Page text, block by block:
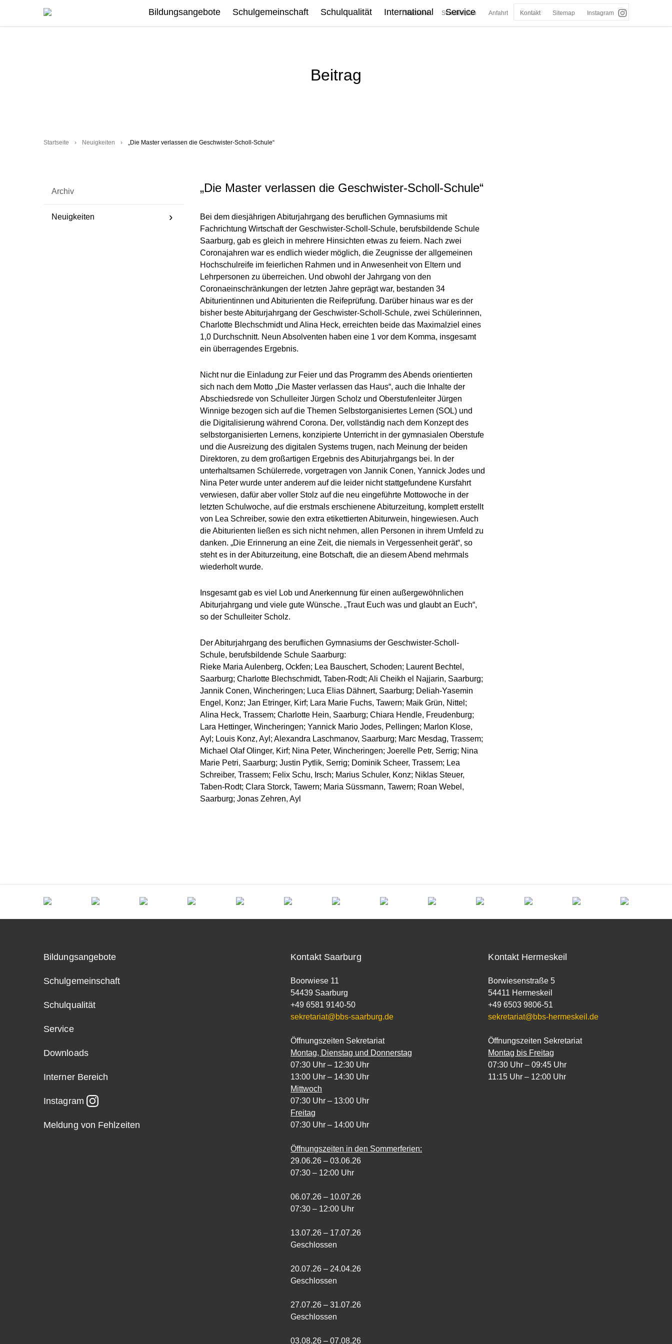
Startseite Stundenplan Anfahrt Kontakt Sitemap Instagram
Bildungsangebote Schulgemeinschaft Schulqualität International Service
Beitrag
Startseite › Neuigkeiten › „Die Master verlassen die Geschwister-Scholl-Schule“
Archiv
Neuigkeiten
„Die Master verlassen die Geschwister-Scholl-Schule“
Bei dem diesjährigen Abiturjahrgang des beruflichen Gymnasiums mit
Fachrichtung Wirtschaft der Geschwister-Scholl-Schule, berufsbildende Schule
Saarburg, gab es gleich in mehrere Hinsichten etwas zu feiern. Nach zwei
Coronajahren war es endlich wieder möglich, die Zeugnisse der allgemeinen
Hochschulreife im feierlichen Rahmen und in Anwesenheit von Eltern und
Lehrpersonen zu überreichen. Und obwohl der Jahrgang von den
Coronaeinschränkungen der letzten Jahre geprägt war, bestanden 34
Abiturientinnen und Abiturienten die Reifeprüfung. Darüber hinaus war es der
bisher beste Abiturjahrgang der Geschwister-Scholl-Schule, zwei Schülerinnen,
Charlotte Blechschmidt und Alina Heck, erreichten beide das Maximalziel eines
1,0 Durchschnitt. Neun Absolventen haben eine 1 vor dem Komma, insgesamt
ein überragendes Ergebnis.
Nicht nur die Einladung zur Feier und das Programm des Abends orientierten
sich nach dem Motto „Die Master verlassen das Haus“, auch die Inhalte der
Abschiedsrede von Schulleiter Jürgen Scholz und Oberstufenleiter Jürgen
Winnige bezogen sich auf die Themen Selbstorganisiertes Lernen (SOL) und
die Digitalisierung während Corona. Der, vollständig nach dem Konzept des
selbstorganisierten Lernens, konzipierte Unterricht in der gymnasialen Oberstufe
und die Ausreizung des digitalen Systems trugen, nach Meinung der beiden
Direktoren, zu dem großartigen Ergebnis des Abiturjahrgangs bei. In der
unterhaltsamen Schülerrede, vorgetragen von Jannik Conen, Yannick Jodes und
Nina Peter wurde unter anderem auf die leider nicht stattgefundene Kursfahrt
verwiesen, dafür aber voller Stolz auf die neu eingeführte Mottowoche in der
letzten Schulwoche, auf die erstmals erschienene Abiturzeitung, komplett erstellt
von Lea Schreiber, sowie den extra etikettierten Abiturwein, hingewiesen. Auch
die Abiturienten ließen es sich nicht nehmen, allen Personen in ihrem Umfeld zu
danken. „Die Erinnerung an eine Zeit, die niemals in Vergessenheit gerät“, so
steht es in der Abiturzeitung, eine Botschaft, die an diesem Abend mehrmals
wiederholt wurde.
Insgesamt gab es viel Lob und Anerkennung für einen außergewöhnlichen
Abiturjahrgang und viele gute Wünsche. „Traut Euch was und glaubt an Euch“,
so der Schulleiter Scholz.
Der Abiturjahrgang des beruflichen Gymnasiums der Geschwister-Scholl-
Schule, berufsbildende Schule Saarburg:
Rieke Maria Aulenberg, Ockfen; Lea Bauschert, Schoden; Laurent Bechtel,
Saarburg; Charlotte Blechschmidt, Taben-Rodt; Ali Cheikh el Najjarin, Saarburg;
Jannik Conen, Wincheringen; Luca Elias Dähnert, Saarburg; Deliah-Yasemin
Engel, Konz; Jan Etringer, Kirf; Lara Marie Fuchs, Tawern; Maik Grün, Nittel;
Alina Heck, Trassem; Charlotte Hein, Saarburg; Chiara Hendle, Freudenburg;
Lara Hettinger, Wincheringen; Yannick Mario Jodes, Pellingen; Marlon Klose,
Ayl; Louis Konz, Ayl; Alexandra Laschmanov, Saarburg; Marc Mesdag, Trassem;
Michael Olaf Olinger, Kirf; Nina Peter, Wincheringen; Joerelle Petr, Serrig; Nina
Marie Petri, Saarburg; Justin Pytlik, Serrig; Dominik Scheer, Trassem; Lea
Schreiber, Trassem; Felix Schu, Irsch; Marius Schuler, Konz; Niklas Steuer,
Taben-Rodt; Clara Storck, Tawern; Maria Süssmann, Tawern; Roan Webel,
Saarburg; Jonas Zehren, Ayl
Bildungsangebote
Schulgemeinschaft
Schulqualität
Service
Downloads
Interner Bereich
Instagram
Meldung von Fehlzeiten
Kontakt Saarburg
Boorwiese 11
54439 Saarburg
+49 6581 9140-50
sekretariat@bbs-saarburg.de
Öffnungszeiten Sekretariat
Montag, Dienstag und Donnerstag
07:30 Uhr – 12:30 Uhr
13:00 Uhr – 14:30 Uhr
Mittwoch
07:30 Uhr – 13:00 Uhr
Freitag
07:30 Uhr – 14:00 Uhr
Öffnungszeiten in den Sommerferien:
29.06.26 – 03.06.26
07:30 – 12:00 Uhr
06.07.26 – 10.07.26
07:30 – 12:00 Uhr
13.07.26 – 17.07.26
Geschlossen
20.07.26 – 24.04.26
Geschlossen
27.07.26 – 31.07.26
Geschlossen
03.08.26 – 07.08.26
Kontakt Hermeskeil
Borwiesenstraße 5
54411 Hermeskeil
+49 6503 9806-51
sekretariat@bbs-hermeskeil.de
Öffnungszeiten Sekretariat
Montag bis Freitag
07:30 Uhr – 09:45 Uhr
11:15 Uhr – 12:00 Uhr